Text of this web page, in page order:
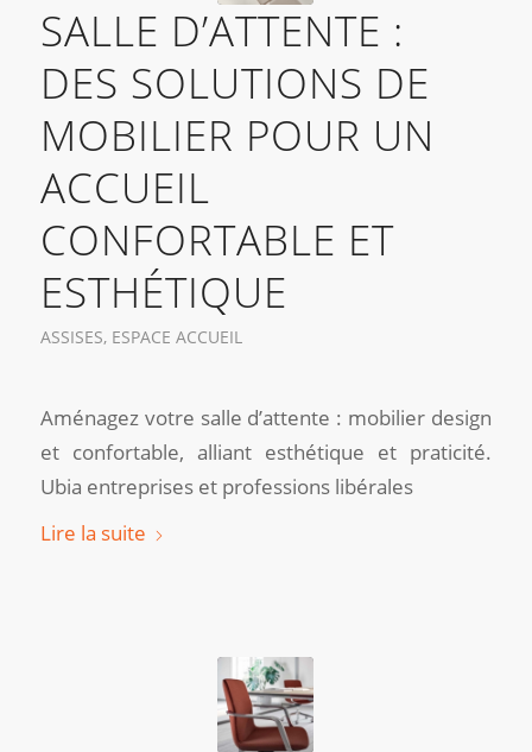
SALLE D’ATTENTE :
DES SOLUTIONS DE
MOBILIER POUR UN
ACCUEIL
CONFORTABLE ET
ESTHÉTIQUE
ASSISES, ESPACE ACCUEIL
Aménagez votre salle d’attente : mobilier design
et confortable, alliant esthétique et praticité.
Ubia entreprises et professions libérales
Lire la suite